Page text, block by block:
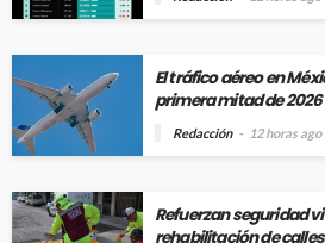
El tráfico aéreo en
primera mitad de 2026
Redacción 12 horas ago
Refuerzan seguridad
rehabilitación de